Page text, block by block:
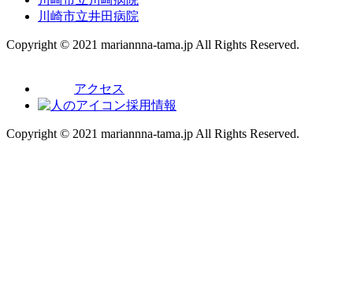
川崎市立井田病院
Copyright © 2021 mariannna-tama.jp All Rights Reserved.
アクセス
採用情報
Copyright © 2021 mariannna-tama.jp All Rights Reserved.